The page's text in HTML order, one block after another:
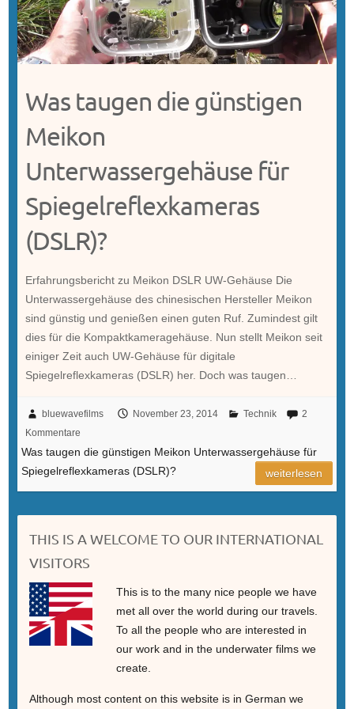
Was taugen die günstigen
Meikon
Unterwassergehäuse für
Spiegelreflexkameras
(DSLR)?
Erfahrungsbericht zu Meikon DSLR UW-Gehäuse Die
Unterwassergehäuse des chinesischen Hersteller Meikon
sind günstig und genießen einen guten Ruf. Zumindest gilt
dies für die Kompaktkameragehäuse. Nun stellt Meikon seit
einiger Zeit auch UW-Gehäuse für digitale
Spiegelreflexkameras (DSLR) her. Doch was taugen…
bluewavefilms November 23, 2014 Technik
2
Kommentare
Was taugen die günstigen Meikon Unterwassergehäuse für
Spiegelreflexkameras (DSLR)?
weiterlesen
THIS IS A WELCOME TO OUR INTERNATIONAL
VISITORS
This is to the many nice people we have
met all over the world during our travels.
To all the people who are interested in
our work and in the underwater films we
create.
Although most content on this website is in German we